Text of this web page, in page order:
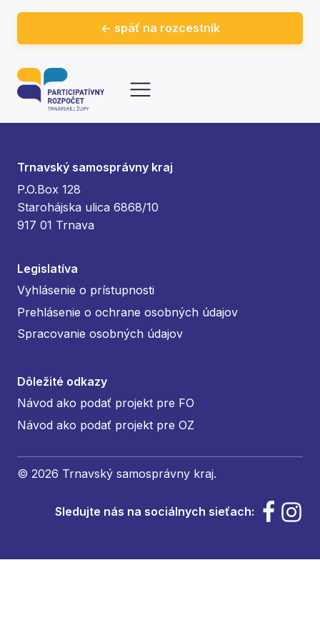
<- späť na rozcestník
Trnavský samosprávny kraj
P.O.Box 128
Starohájska ulica 6868/10
917 01 Trnava
Legislatíva
Vyhlásenie o prístupnosti
Prehlásenie o ochrane osobných údajov
Spracovanie osobných údajov
Dôležité odkazy
Návod ako podať projekt pre FO
Návod ako podať projekt pre OZ
© 2026 Trnavský samosprávny kraj.
Sledujte nás na sociálnych sieťach: